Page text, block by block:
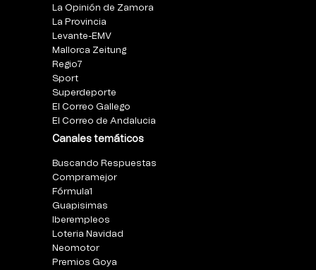
La Opinión de Zamora
La Provincia
Levante-EMV
Mallorca Zeitung
Regio7
Sport
Superdeporte
El Correo Gallego
El Correo de Andalucia
Canales temáticos
Buscando Respuestas
Compramejor
Fórmula1
Guapisimas
Iberempleos
Loteria Navidad
Neomotor
Premios Goya